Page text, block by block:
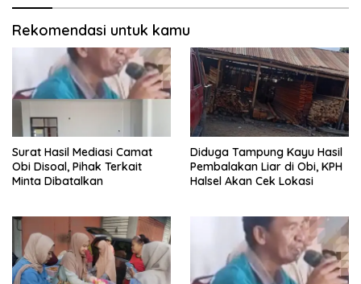
Rekomendasi untuk kamu
Surat Hasil Mediasi Camat
Obi Disoal, Pihak Terkait
Minta Dibatalkan
Diduga Tampung Kayu Hasil
Pembalakan Liar di Obi, KPH
Halsel Akan Cek Lokasi